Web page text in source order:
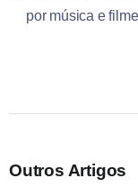
por música e
Outros Artigos